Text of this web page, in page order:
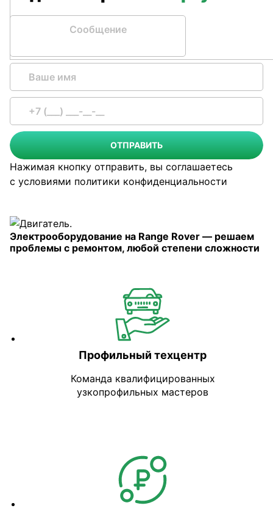
ОТПРАВИТЬ
Нажимая кнопку отправить, вы соглашаетесь
с условиями политики конфиденциальности
Электрооборудование на Range Rover — решаем
проблемы с ремонтом, любой степени сложности
Профильный техцентр
Команда квалифицированных
узкопрофильных мастеров